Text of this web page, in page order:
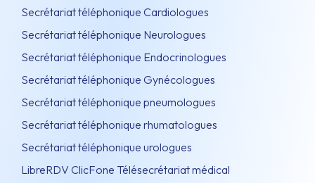
Secrétariat téléphonique Cardiologues
Secrétariat téléphonique Neurologues
Secrétariat téléphonique Endocrinologues
Secrétariat téléphonique Gynécologues
Secrétariat téléphonique pneumologues
Secrétariat téléphonique rhumatologues
Secrétariat téléphonique urologues
LibreRDV ClicFone Télésecrétariat médical